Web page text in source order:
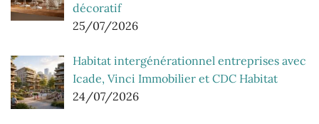
décoratif
25/07/2026
Habitat intergénérationnel entreprises avec
Icade, Vinci Immobilier et CDC Habitat
24/07/2026